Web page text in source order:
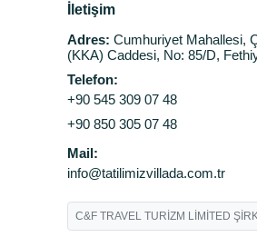
İletişim
Adres: Cumhuriyet Mahallesi,
(KKA) Caddesi, No: 85/D,
Telefon:
+90 545 309 07 48
+90 850 305 07 48
Mail:
info@tatilimizvillada.com.tr
C&F TRAVEL TURİZM LİMİTED